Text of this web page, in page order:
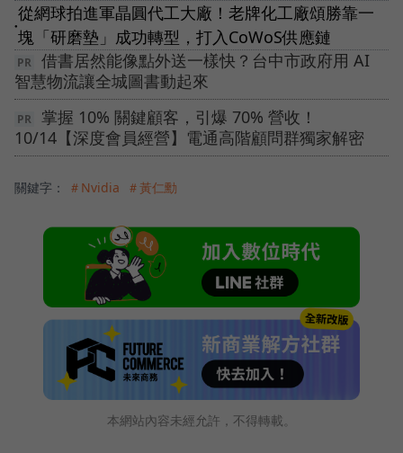
●
從網球拍進軍晶圓代工大廠！老牌化工廠頌勝靠一
塊「研磨墊」成功轉型，打入CoWoS供應鏈
借書居然能像點外送一樣快？台中市政府用 AI
智慧物流讓全城圖書動起來
掌握 10% 關鍵顧客，引爆 70% 營收！
10/14【深度會員經營】電通高階顧問群獨家解密
關鍵字： ＃Nvidia ＃黃仁勳
本網站內容未經允許，不得轉載。